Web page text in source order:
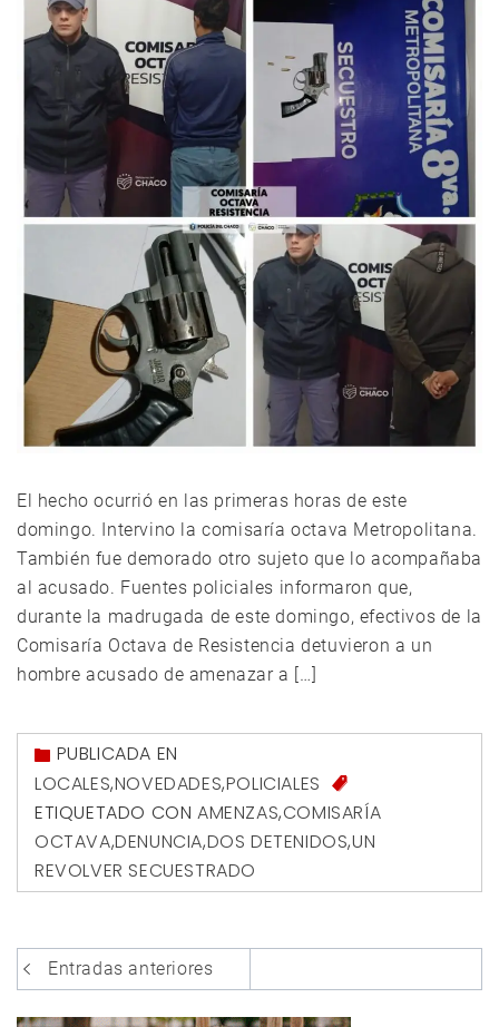
El hecho ocurrió en las primeras horas de este
domingo. Intervino la comisaría octava Metropolitana.
También fue demorado otro sujeto que lo acompañaba
al acusado. Fuentes policiales informaron que,
durante la madrugada de este domingo, efectivos de la
Comisaría Octava de Resistencia detuvieron a un
hombre acusado de amenazar a […]
PUBLICADA EN
LOCALES,NOVEDADES,POLICIALES
ETIQUETADO CON AMENZAS,COMISARÍA
OCTAVA,DENUNCIA,DOS DETENIDOS,UN
REVOLVER SECUESTRADO
Navegación
de
Entradas anteriores